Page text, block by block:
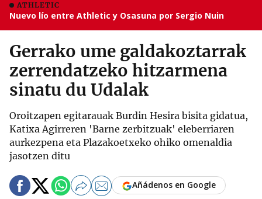
ATHLETIC
Nuevo lío entre Athletic y Osasuna por Sergio Nuin
Gerrako ume galdakoztarrak
zerrendatzeko hitzarmena
sinatu du Udalak
Oroitzapen egitarauak Burdin Hesira bisita gidatua,
Katixa Agirreren 'Barne zerbitzuak' eleberriaren
aurkezpena eta Plazakoetxeko ohiko omenaldia
jasotzen ditu
Añádenos en Google